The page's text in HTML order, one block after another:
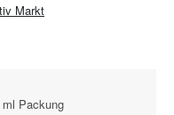
Markt
Packung